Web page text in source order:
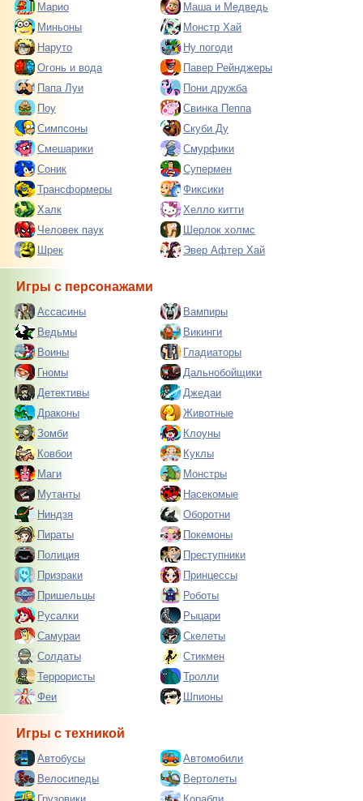
Марио
Маша и Медведь
Миньоны
Монстр Хай
Наруто
Ну погоди
Огонь и вода
Павер Рейнджеры
Папа Луи
Пони дружба
Поу
Свинка Пеппа
Симпсоны
Скуби Ду
Смешарики
Смурфики
Соник
Супермен
Трансформеры
Фиксики
Халк
Хелло китти
Человек паук
Шерлок холмс
Шрек
Эвер Афтер Хай
Игры с персонажами
Ассасины
Вампиры
Ведьмы
Викинги
Воины
Гладиаторы
Гномы
Дальнобойщики
Детективы
Джедаи
Драконы
Животные
Зомби
Клоуны
Ковбои
Куклы
Маги
Монстры
Мутанты
Насекомые
Ниндзя
Оборотни
Пираты
Покемоны
Полиция
Преступники
Призраки
Принцессы
Пришельцы
Роботы
Русалки
Рыцари
Самураи
Скелеты
Солдаты
Стикмен
Террористы
Тролли
Феи
Шпионы
Игры с техникой
Автобусы
Автомобили
Велосипеды
Вертолеты